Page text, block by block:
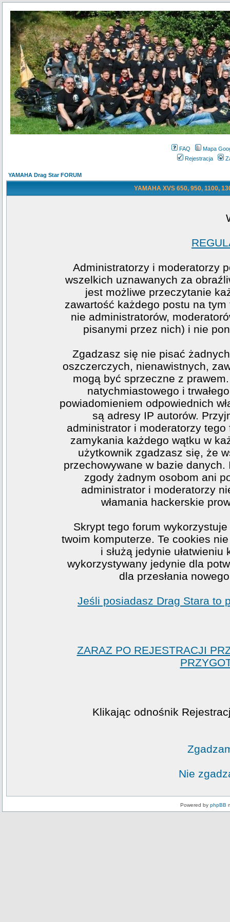
FAQ
Mapa
Rejestracja
YAMAHA Drag Star FORUM
YAMAHA XVS 650, 950, 1100,
Administratorzy i moderatorzy
wszelkich uznawanych za
jest możliwe przeczytanie
zawartość każdego postu na
nie administratorów,
pisanymi przez nich) i nie
Zgadzasz się nie pisać
oszczerczych, nienawistnych,
mogą być sprzeczne z
natychmiastowego i
powiadomieniem odpowiednich
są adresy IP autorów.
administrator i moderatorzy
zamykania każdego wątku w
użytkownik zgadzasz się, że
przechowywane w bazie
zgody żadnym osobom ani
administrator i moderatorzy
włamania hackerskie
Skrypt tego forum
twoim komputerze. Te cookies
i służą jedynie
wykorzystywany jedynie dla
dla przesłania
Jeśli posiadasz Drag Stara to
ZARAZ PO REJESTRACJI
Klikając odnośnik
Nie
Powered by phpBB